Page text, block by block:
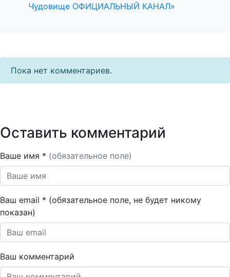
Чудовище ОФИЦИАЛЬНЫЙ КАНАЛ»
Пока нет комментариев.
Оставить комментарий
Ваше имя * (обязательное поле)
Ваш email * (обязательное поле, не будет никому
показан)
Ваш комментарий